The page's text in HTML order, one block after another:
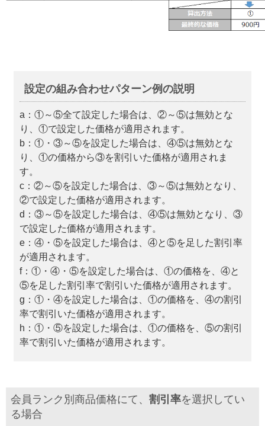
設定の組み合わせパターン例の説明
a：①～⑤全て設定した場合は、②～⑤は無効とな
り、①で設定した価格が適用されます。
b：①・③～⑤を設定した場合は、④⑤は無効とな
り、①の価格から③を割引いた価格が適用されま
す。
c：②～⑤を設定した場合は、③～⑤は無効となり、
②で設定した価格が適用されます。
d：③～⑤を設定した場合は、④⑤は無効となり、③
で設定した価格が適用されます。
e：④・⑤を設定した場合は、④と⑤を足した割引率
が適用されます。
f：①・④・⑤を設定した場合は、①の価格を、④と
⑤を足した割引率で割引いた価格が適用されます。
g：①・④を設定した場合は、①の価格を、④の割引
率で割引いた価格が適用されます。
h：①・⑤を設定した場合は、①の価格を、⑤の割引
率で割引いた価格が適用されます。
会員ランク別商品価格にて、 割引率を選択してい
る場合